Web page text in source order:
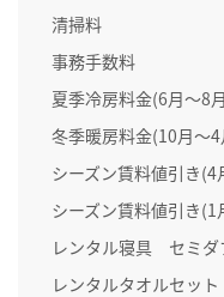
清掃料
事務手数料
夏季冷房料金(6月～8
冬季暖房料金(10月～4
シーズン賃料値引き(4
シーズン賃料値引き(1
レンタル寝具 セミダ
レンタルタオルセット